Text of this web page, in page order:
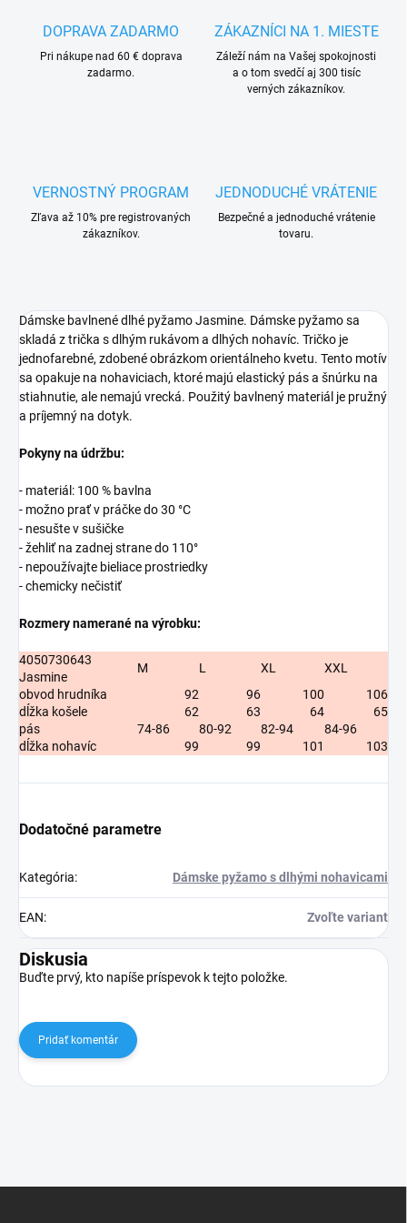
DOPRAVA ZADARMO
Pri nákupe nad 60 € doprava
zadarmo.
ZÁKAZNÍCI NA 1. MIESTE
Záleží nám na Vašej spokojnosti
a o tom svedčí aj 300 tisíc
verných zákazníkov.
VERNOSTNÝ PROGRAM
Zľava až 10% pre registrovaných
zákazníkov.
JEDNODUCHÉ VRÁTENIE
Bezpečné a jednoduché vrátenie
tovaru.
Dámske bavlnené dlhé pyžamo Jasmine. Dámske pyžamo sa
skladá z trička s dlhým rukávom a dlhých nohavíc. Tričko je
jednofarebné, zdobené obrázkom orientálneho kvetu. Tento motív
sa opakuje na nohaviciach, ktoré majú elastický pás a šnúrku na
stiahnutie, ale nemajú vrecká. Použitý bavlnený materiál je pružný
a príjemný na dotyk.
Pokyny na údržbu:
- materiál: 100 % bavlna
- možno prať v práčke do 30 °C
- nesušte v sušičke
- žehliť na zadnej strane do 110°
- nepoužívajte bieliace prostriedky
- chemicky nečistiť
Rozmery namerané na výrobku:
4050730643
Jasmine
M L XL
XXL
obvod hrudníka
92 96 100
106
dĺžka košele
62 63 64
65
pás
74-86 80-92 82-94
84-96
dĺžka nohavíc
99 99 101 103
Dodatočné parametre
Kategória: Dámske pyžamo s dlhými nohavicami
EAN: Zvoľte variant
Diskusia
Buďte prvý, kto napíše príspevok k tejto položke.
Pridať komentár